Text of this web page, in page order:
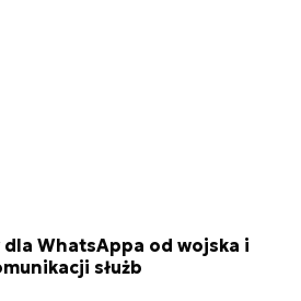
WhatsAppa od wojska i
służb